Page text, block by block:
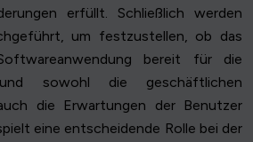
erfüllt. Schließlich werden
um festzustellen, ob das
bereit für die
sowohl die geschäftlichen
die Erwartungen der Benutzer
eine entscheidende Rolle bei der